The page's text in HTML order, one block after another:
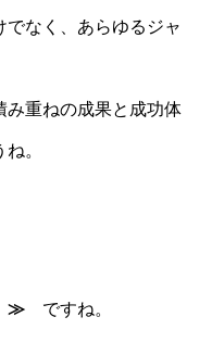
なく、あらゆるジャ
み重ねの成果と成功体
。
≫ ですね。